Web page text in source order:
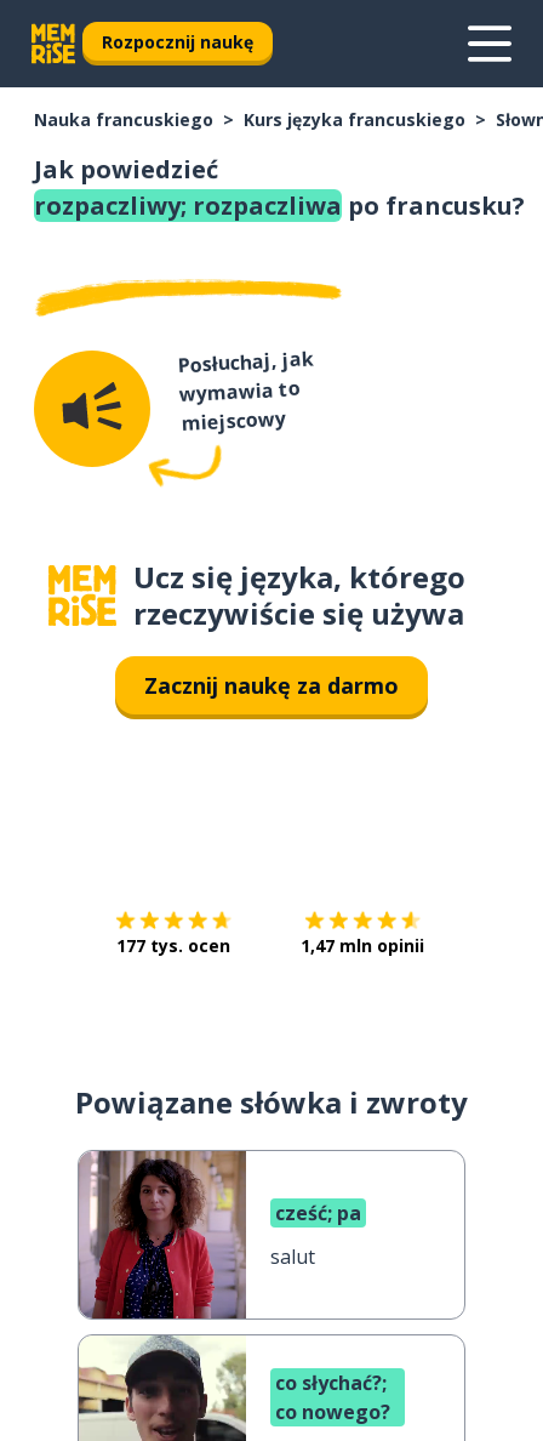
Rozpocznij naukę
Nauka francuskiego Kurs języka francuskiego
Jak powiedzieć
rozpaczliwy; rozpaczliwa po francusku?
Posłuchaj, jak
wymawia to
miejscowy
Ucz się języka, którego
rzeczywiście się używa
Zacznij naukę za darmo
177 tys. ocen 1,47 mln opinii
Powiązane słówka i zwroty
cześć; pa
salut
co słychać?;
co nowego?